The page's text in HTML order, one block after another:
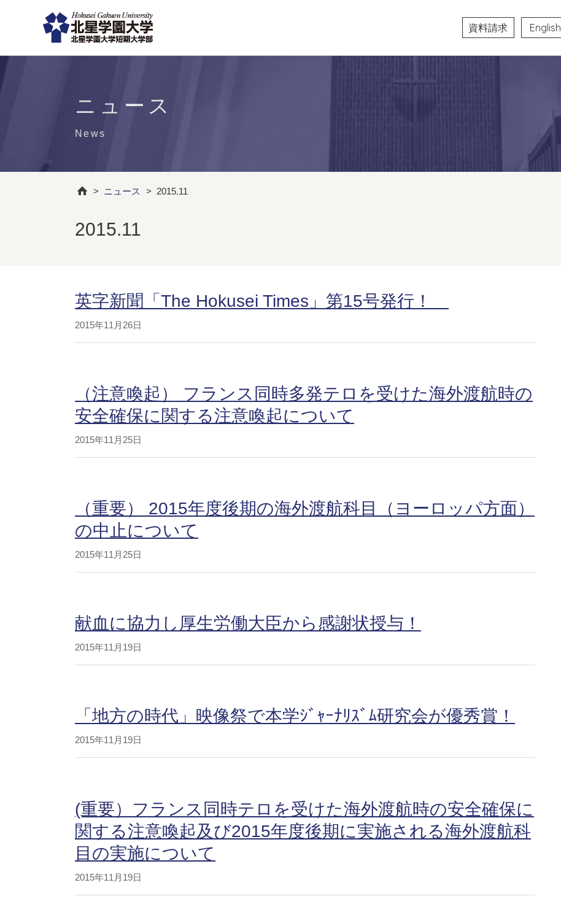
資料請求 English
ニュース
News
> ニュース > 2015.11
2015.11
英字新聞「The Hokusei Times」第15号発行！
2015年11月26日
（注意喚起） フランス同時多発テロを受けた海外渡航時の
安全確保に関する注意喚起について
2015年11月25日
（重要） 2015年度後期の海外渡航科目（ヨーロッパ方面）
の中止について
2015年11月25日
献血に協力し厚生労働大臣から感謝状授与！
2015年11月19日
「地方の時代」映像祭で本学ｼﾞｬｰﾅﾘｽﾞﾑ研究会が優秀賞！
2015年11月19日
(重要）フランス同時テロを受けた海外渡航時の安全確保に
関する注意喚起及び2015年度後期に実施される海外渡航科
目の実施について
2015年11月19日